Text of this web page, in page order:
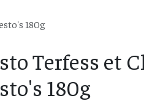
180g
Terfess et
180g